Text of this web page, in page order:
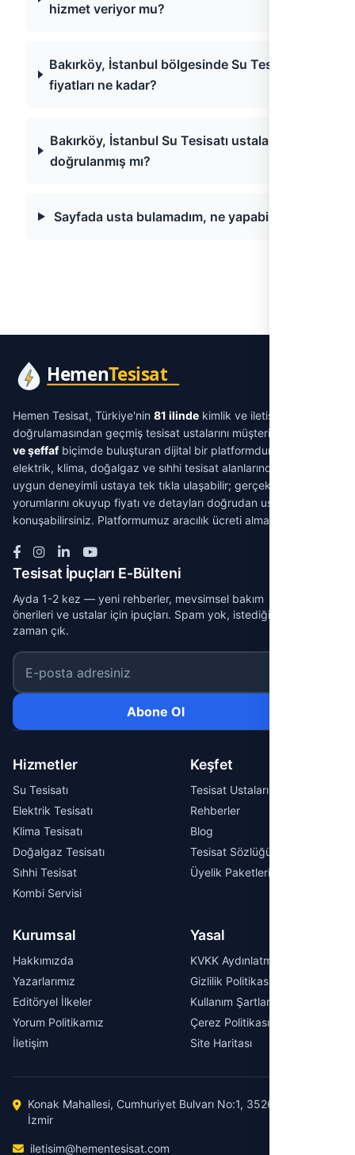
hizmet veriyor mu?
Bakırköy, İstanbul bölgesinde Su Tesisatı
fiyatları ne kadar?
Bakırköy, İstanbul Su Tesisatı ustaları
doğrulanmış mı?
Sayfada usta bulamadım, ne yapabilirim?
Hemen Tesisat, Türkiye'nin 81 ilinde kimlik ve iletişim
doğrulamasından geçmiş tesisat ustalarını müşterilerle
ve şeffafbiçimde buluşturan dijital bir platformdur. Su tesisatı,
elektrik, klima, doğalgaz ve sıhhi tesisat alanlarında ihtiyacınıza
uygun deneyimli ustaya tek tıkla ulaşabilir; gerçek müşteri
yorumlarını okuyup fiyatı ve detayları doğrudan ustayla
konuşabilirsiniz. Platformumuz aracılık ücreti almaz.
Tesisat İpuçları E-Bülteni
Ayda 1-2 kez — yeni rehberler, mevsimsel bakım
önerileri ve ustalar için ipuçları. Spam yok, istediğin
zaman çık.
E-posta adresiniz
Abone Ol
Hizmetler
Su Tesisatı
Elektrik Tesisatı
Klima Tesisatı
Doğalgaz Tesisatı
Sıhhi Tesisat
Kombi Servisi
Keşfet
Tesisat Ustaları
Rehberler
Blog
Tesisat Sözlüğü
Üyelik Paketleri
Kurumsal
Hakkımızda
Yazarlarımız
Editöryel İlkeler
Yorum Politikamız
İletişim
Yasal
KVKK Aydınlatma Metni
Gizlilik Politikası
Kullanım Şartları
Çerez Politikası
Site Haritası
Konak Mahallesi, Cumhuriyet Bulvarı No:1, 35260 Konak /
İzmir
iletisim@hementesisat.com